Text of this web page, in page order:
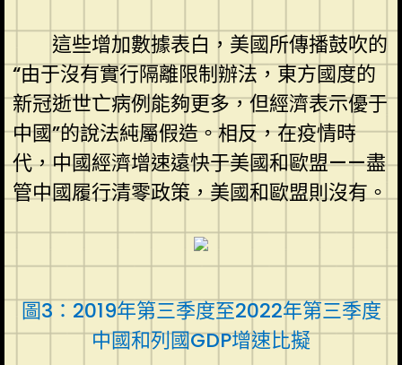
這些增加數據表白，美國所傳播鼓吹的
“由于沒有實行隔離限制辦法，東方國度的
新冠逝世亡病例能夠更多，但經濟表示優于
中國”的說法純屬假造。相反，在疫情時
代，中國經濟增速遠快于美國和歐盟——盡
管中國履行清零政策，美國和歐盟則沒有。
圖3：2019年第三季度至2022年第三季度
中國和列國GDP增速比擬